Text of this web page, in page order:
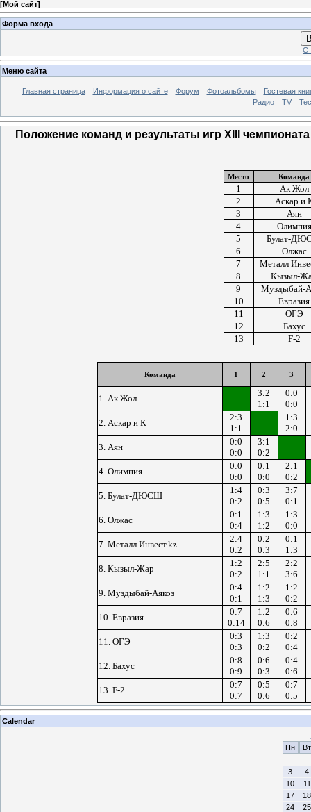
[Мой сайт]
Форма входа
Меню сайта
Главная страница Информация о сайте Форум Фотоальбомы
Гостевая
Радио
TV
Положение команд и результаты игр XIII
Место Команда
1
Ак Жол
2
Аскар и
3
Аян
4
Олимпия
5
Булат-
6
Олжас
7
Металл
8
Кызыл-
9
Муздыбай-
10
Евразия
11
ОГЭ
12
Бахус
13
F-2
Команда 1 2 3
1. Ак Жол
3:2
1:1
0:0
0:0
2. Аскар и К
2:3
1:1
1:3
2:0
3. Аян
0:0
0:0
3:1
0:2
4. Олимпия
0:0
0:0
0:1
0:0
2:1
0:2
5. Булат-ДЮСШ
1:4
0:2
0:3
0:5
3:7
0:1
6. Олжас
0:1
0:4
1:3
1:2
1:3
0:0
7. Металл Инвест.kz
2:4
0:2
0:2
0:3
0:1
1:3
8. Кызыл-Жар
1:2
0:2
2:5
1:1
2:2
3:6
9. Муздыбай-Аякоз
0:4
0:1
1:2
1:3
1:2
0:2
10. Евразия
0:7
0:14
1:2
0:6
0:6
0:8
11. ОГЭ
0:3
0:3
1:3
0:2
0:2
0:4
12. Бахус
0:8
0:9
0:6
0:3
0:4
0:6
13. F-2
0:7
0:7
0:5
0:6
0:7
0:5
Calendar
Пн
Вт
3
4
10
11
17
18
24
25